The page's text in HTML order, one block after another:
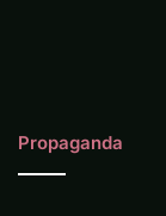
Propaganda